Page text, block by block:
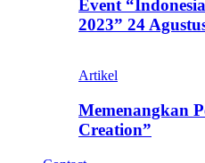
Event
2023” 24
Artikel
Memenangkan
Creation”